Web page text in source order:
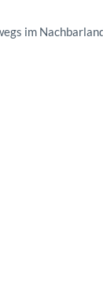
im